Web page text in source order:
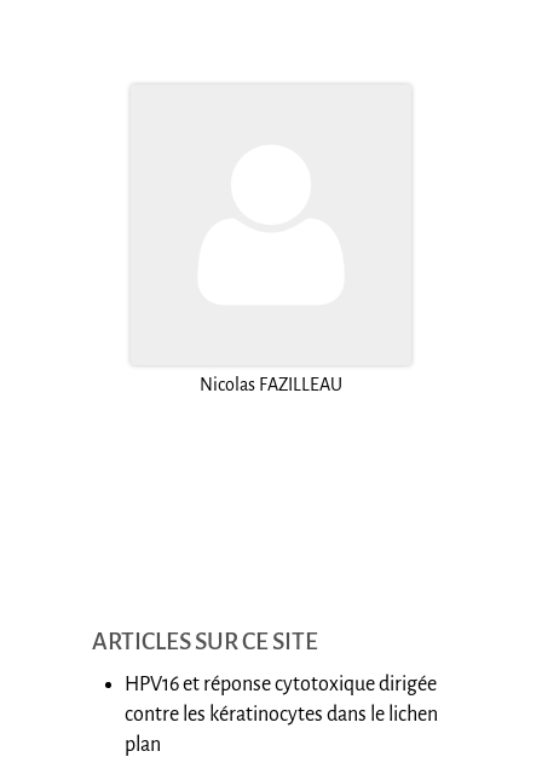
Nicolas FAZILLEAU
ARTICLES SUR CE SITE
HPV16 et réponse cytotoxique dirigée
contre les kératinocytes dans le lichen
plan